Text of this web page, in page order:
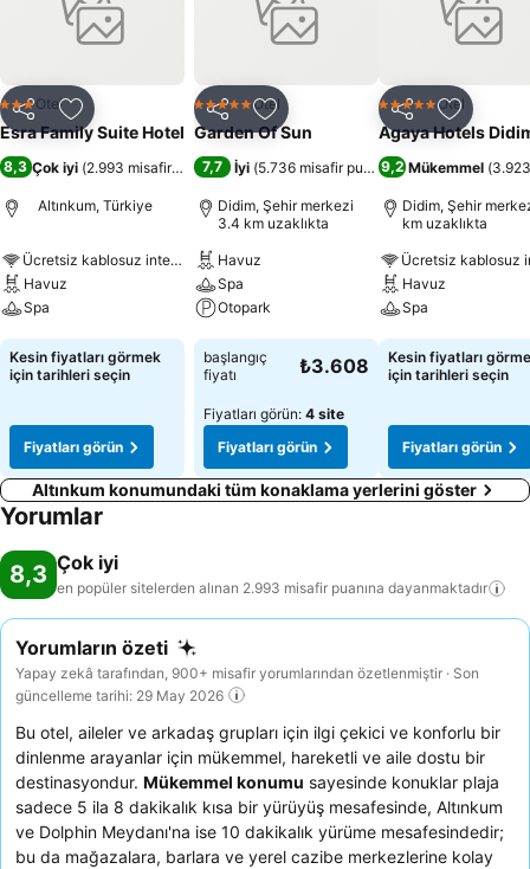
Paylaş Favorilerime ekle
3 YıldızOtel
Esra Family Suite Hotel
8,3 Çok iyi (2.993 misafir puanı)
Altınkum, Türkiye
Ücretsiz kablosuz internet
Havuz
Spa
Fiyatları görün
Kesin fiyatları görmek
için tarihleri seçin
Fiyatları görün
Paylaş Favorilerime ekle
5 Yıldız Otel
Garden Of Sun
7,7 İyi (5.736 misafir puanı)
Didim, Şehir merkezi
3.4 km uzaklıkta
Havuz
Spa
Otopark
Fiyatları görün
başlangıç
fiyatı
₺3.608
Fiyatları görün: 4 site
Fiyatları görün
Paylaş
5 Yıldız Otel
Agaya Hotels
9,2 Mükemmel (
Didim, Şehir
km uzaklıkta
Havuz
Spa
Fiyatları görün
Kesin fiyatları
için tarihleri seçin
Fiyatları görün
Altınkum konumundaki tüm konaklama yerlerini göster
Yorumlar
8,3 Çok iyi
en popüler sitelerden alınan 2.993 misafir puanına dayanmaktadır
Yorumların özeti
Yapay zekâ tarafından, 900+ misafir yorumlarından özetlenmiştir · Son
güncelleme tarihi: 29 May 2026
Bu otel, aileler ve arkadaş grupları için ilgi çekici ve konforlu bir
dinlenme arayanlar için mükemmel, hareketli ve aile dostu bir
destinasyondur. Mükemmel konumu sayesinde konuklar plaja
sadece 5 ila 8 dakikalık kısa bir yürüyüş mesafesinde, Altınkum
ve Dolphin Meydanı'na ise 10 dakikalık yürüme mesafesindedir;
bu da mağazalara, barlara ve yerel cazibe merkezlerine kolay